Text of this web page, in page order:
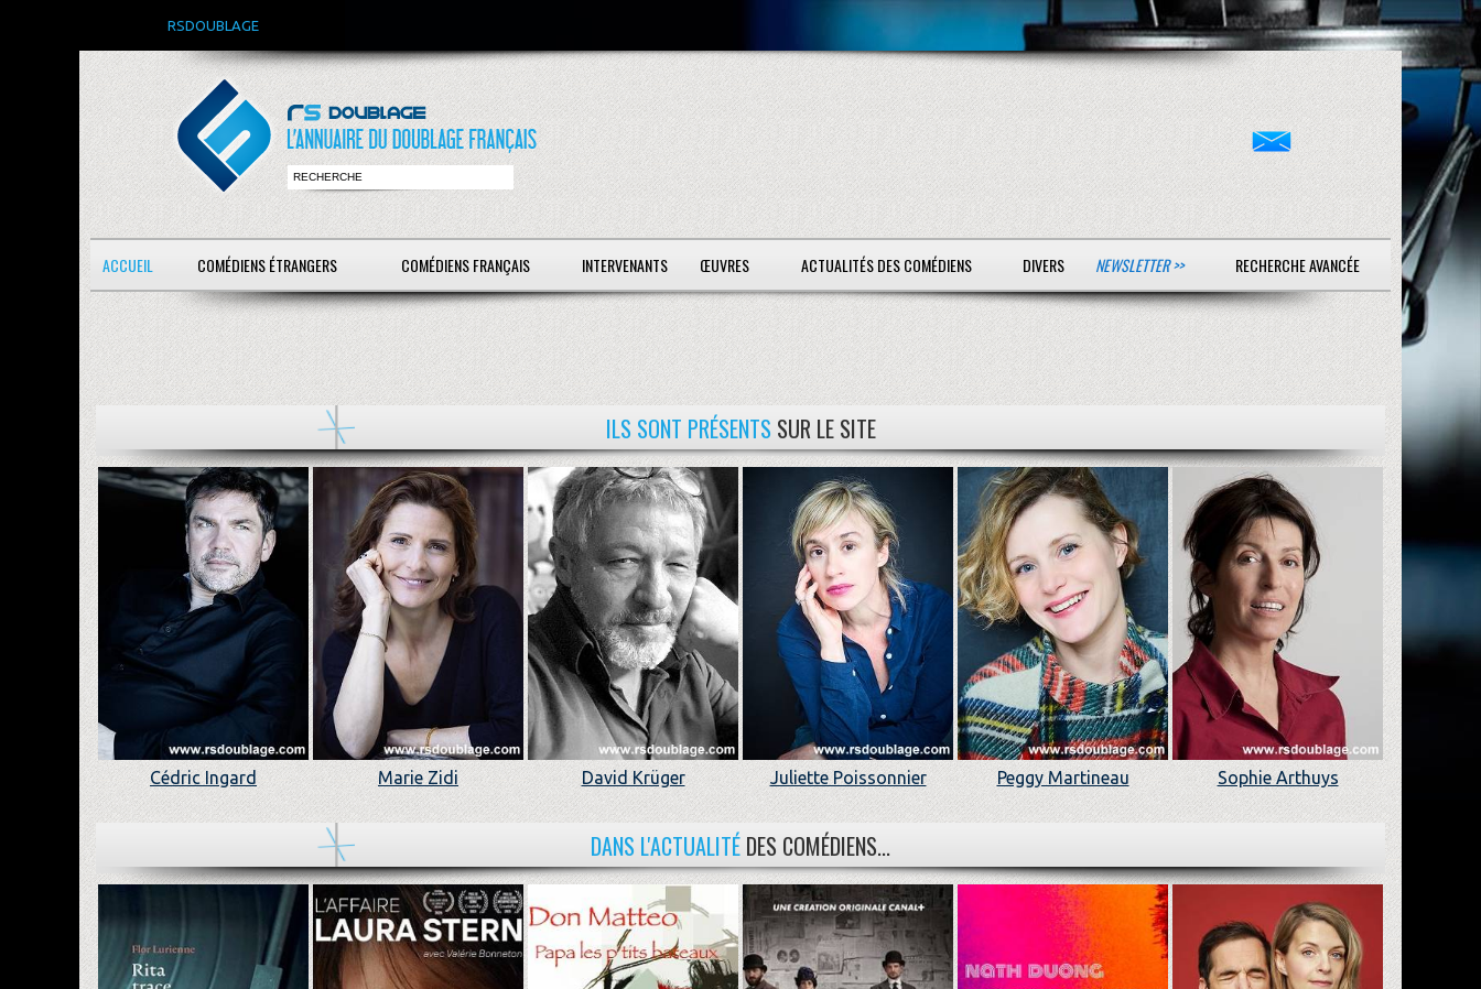
RSDOUBLAGE
ACCUEIL COMÉDIENS ÉTRANGERS COMÉDIENS FRANÇAIS INTERVENANTS ŒUVRES ACTUALITÉS DES COMÉDIENS DIVERS NEWSLETTER >> RECHERCHE AVANCÉE
ILS SONT PRÉSENTS SUR LE SITE
Cédric Ingard Marie Zidi David Krüger Juliette Poissonnier Peggy Martineau Sophie Arthuys
DANS L'ACTUALITÉ DES COMÉDIENS...